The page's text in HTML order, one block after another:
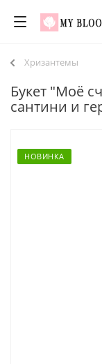
Хризантемы
Букет "Моё
сантини и
НОВИНКА